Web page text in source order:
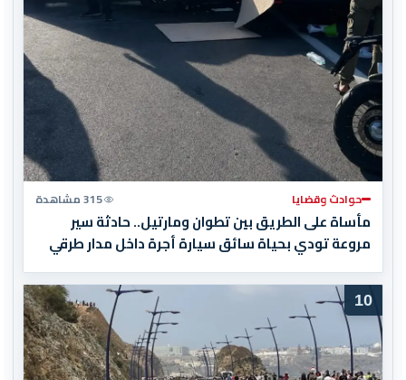
حوادث وقضايا 315 مشاهدة
مأساة على الطريق بين تطوان ومارتيل.. حادثة سير
مروعة تودي بحياة سائق سيارة أجرة داخل مدار طرقي
10